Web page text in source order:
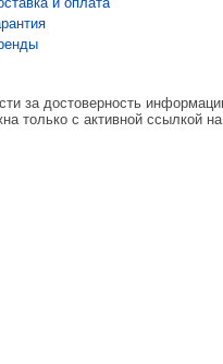
за достоверность
только с активной ссылкой